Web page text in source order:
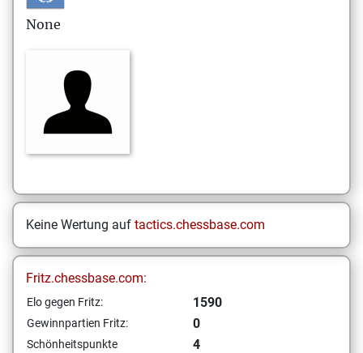
None
Keine Wertung auf tactics.chessbase.com
Fritz.chessbase.com:
Elo gegen Fritz: 1590
Gewinnpartien Fritz: 0
Schönheitspunkte
4